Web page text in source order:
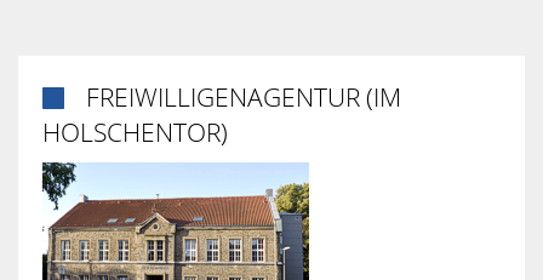
FREIWILLIGENAGENTUR (IM
HOLSCHENTOR)